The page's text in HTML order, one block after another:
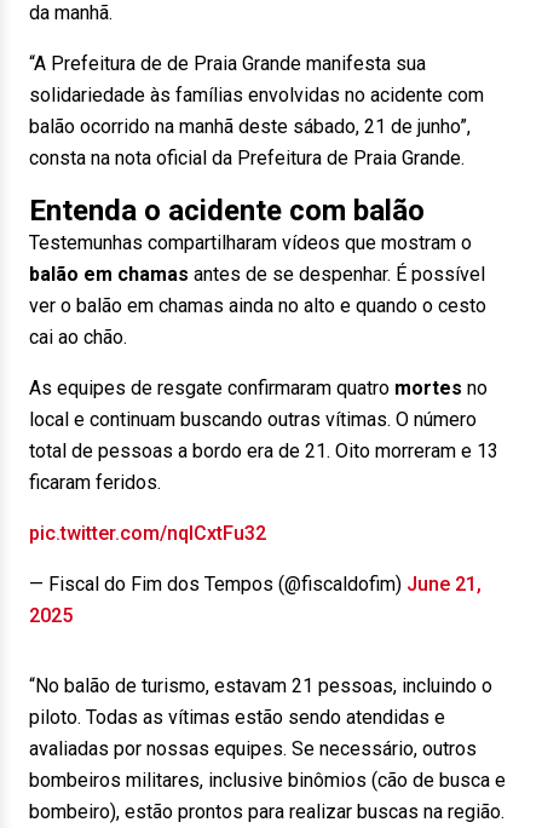
da manhã.
“A Prefeitura de de Praia Grande manifesta sua
solidariedade às famílias envolvidas no acidente com
balão ocorrido na manhã deste sábado, 21 de junho”,
consta na nota oficial da Prefeitura de Praia Grande.
Entenda o acidente com balão
Testemunhas compartilharam vídeos que mostram o
balão em chamas antes de se despenhar. É possível
ver o balão em chamas ainda no alto e quando o cesto
cai ao chão.
As equipes de resgate confirmaram quatro mortes no
local e continuam buscando outras vítimas. O número
total de pessoas a bordo era de 21. Oito morreram e 13
ficaram feridos.
pic.twitter.com/nqlCxtFu32
— Fiscal do Fim dos Tempos (@fiscaldofim) June 21,
2025
“No balão de turismo, estavam 21 pessoas, incluindo o
piloto. Todas as vítimas estão sendo atendidas e
avaliadas por nossas equipes. Se necessário, outros
bombeiros militares, inclusive binômios (cão de busca e
bombeiro), estão prontos para realizar buscas na região.